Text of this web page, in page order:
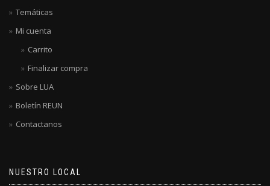
Temáticas
Mi cuenta
Carrito
Finalizar compra
Sobre LUA
Boletín REUN
Contactanos
NUESTRO LOCAL